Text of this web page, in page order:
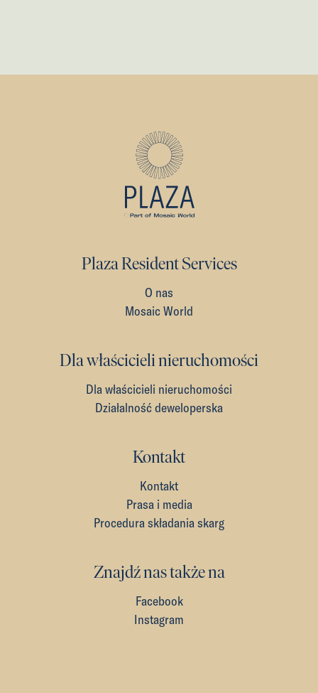
Plaza Resident Services
O nas
Mosaic World
Dla właścicieli nieruchomości
Dla właścicieli nieruchomości
Działalność deweloperska
Kontakt
Kontakt
Prasa i media
Procedura składania skarg
Znajdź nas także na
Facebook
Instagram